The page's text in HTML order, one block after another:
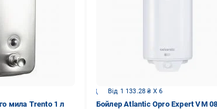
мила Trento 1 л
Від 1 133.28 ₴ X 6
Бойлер Atlantic Opro Expert VM